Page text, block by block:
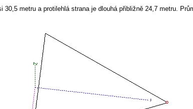
metru a protilehlá strana je dlouhá přibližně 24,7 metru.